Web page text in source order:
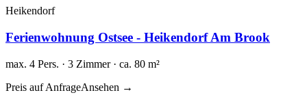
Heikendorf
Ferienwohnung Ostsee - Heikendorf Am Brook
max. 4 Pers. · 3 Zimmer · ca. 80 m²
Preis auf AnfrageAnsehen →